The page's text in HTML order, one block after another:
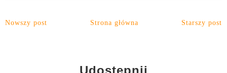
Nowszy post Starszy post
Strona główna
Udostępnij